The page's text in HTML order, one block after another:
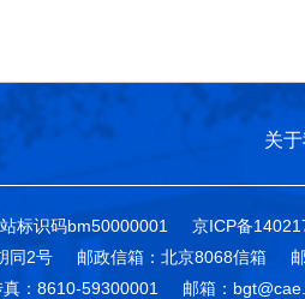
关
标识码bm50000001
京ICP备
同2号
邮政信箱：北京8068信箱
真：8610-59300001 邮箱：